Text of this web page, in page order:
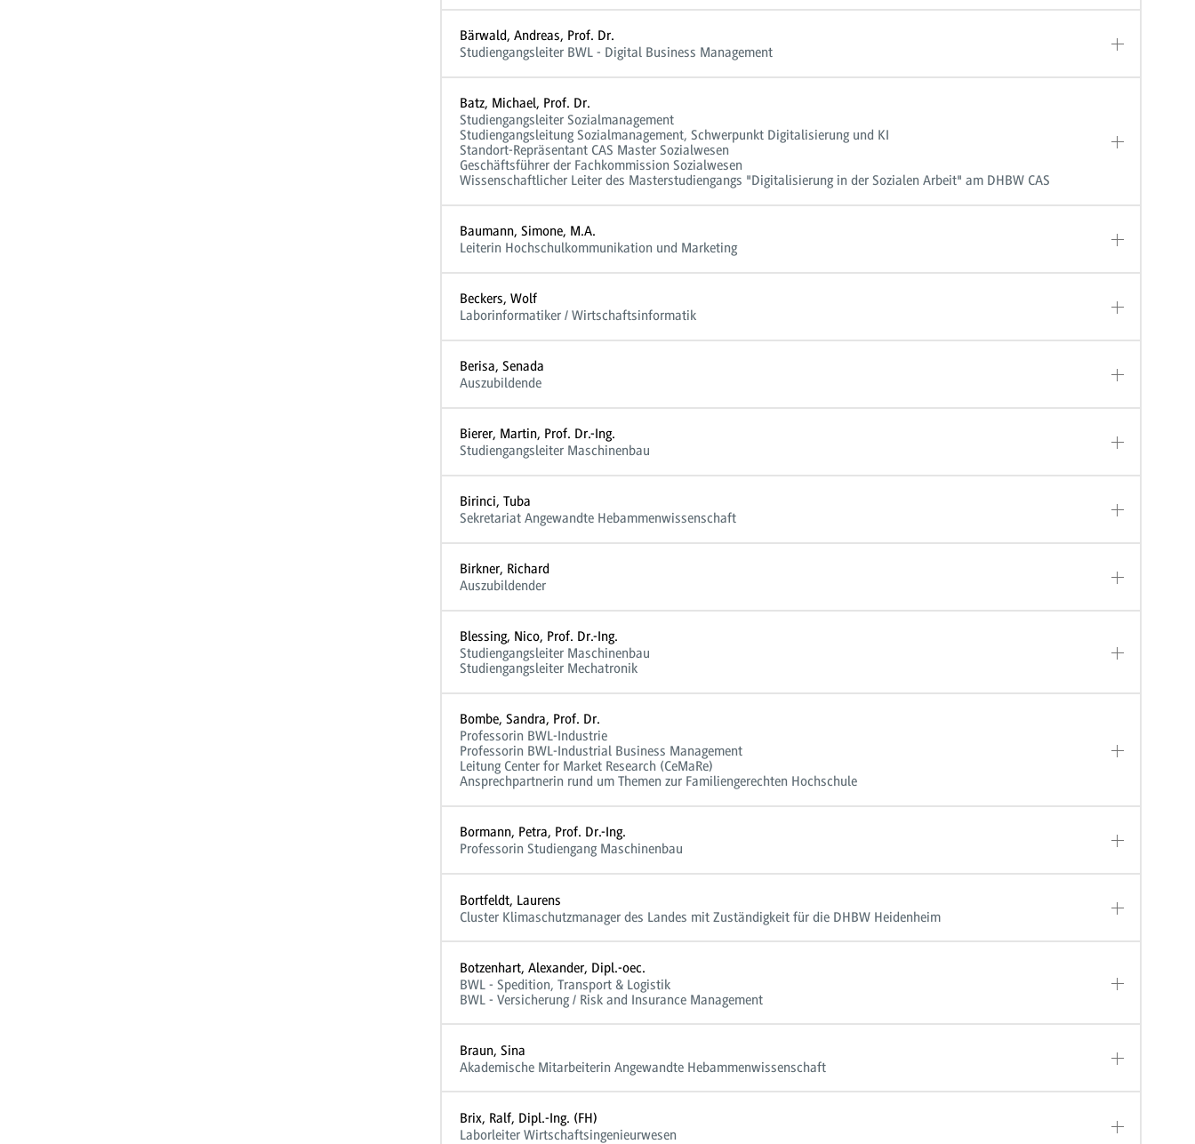
Bärwald, Andreas, Prof. Dr.
Studiengangsleiter BWL - Digital Business Management
Batz, Michael, Prof. Dr.
Studiengangsleiter Sozialmanagement
Studiengangsleitung Sozialmanagement, Schwerpunkt Digitalisierung und KI
Standort-Repräsentant CAS Master Sozialwesen
Geschäftsführer der Fachkommission Sozialwesen
Wissenschaftlicher Leiter des Masterstudiengangs "Digitalisierung in der Sozialen Arbeit" am DHBW CAS
Baumann, Simone, M.A.
Leiterin Hochschulkommunikation und Marketing
Beckers, Wolf
Laborinformatiker / Wirtschaftsinformatik
Berisa, Senada
Auszubildende
Bierer, Martin, Prof. Dr.-Ing.
Studiengangsleiter Maschinenbau
Birinci, Tuba
Sekretariat Angewandte Hebammenwissenschaft
Birkner, Richard
Auszubildender
Blessing, Nico, Prof. Dr.-Ing.
Studiengangsleiter Maschinenbau
Studiengangsleiter Mechatronik
Bombe, Sandra, Prof. Dr.
Professorin BWL-Industrie
Professorin BWL-Industrial Business Management
Leitung Center for Market Research (CeMaRe)
Ansprechpartnerin rund um Themen zur Familiengerechten Hochschule
Bormann, Petra, Prof. Dr.-Ing.
Professorin Studiengang Maschinenbau
Bortfeldt, Laurens
Cluster Klimaschutzmanager des Landes mit Zuständigkeit für die DHBW Heidenheim
Botzenhart, Alexander, Dipl.-oec.
BWL - Spedition, Transport & Logistik
BWL - Versicherung / Risk and Insurance Management
Braun, Sina
Akademische Mitarbeiterin Angewandte Hebammenwissenschaft
Brix, Ralf, Dipl.-Ing. (FH)
Laborleiter Wirtschaftsingenieurwesen